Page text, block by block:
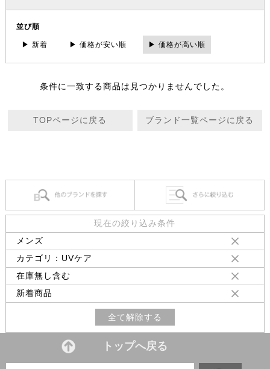
並び順
▶ 新着 ▶ 価格が安い順 ▶ 価格が高い順
条件に一致する商品は見つかりませんでした。
TOPページに戻る ブランド一覧ページに戻る
現在の絞り込み条件
メンズ
カテゴリ：UVケア
在庫無し含む
新着商品
全て解除する
トップへ戻る